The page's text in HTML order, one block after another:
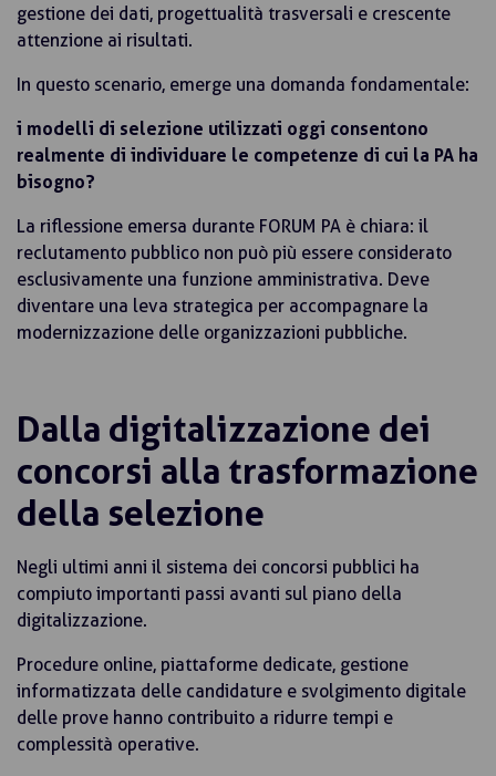
gestione dei dati, progettualità trasversali e crescente
attenzione ai risultati.
In questo scenario, emerge una domanda fondamentale:
i modelli di selezione utilizzati oggi consentono
realmente di individuare le competenze di cui la PA ha
bisogno?
La riflessione emersa durante FORUM PA è chiara: il
reclutamento pubblico non può più essere considerato
esclusivamente una funzione amministrativa. Deve
diventare una leva strategica per accompagnare la
modernizzazione delle organizzazioni pubbliche.
Dalla digitalizzazione dei
concorsi alla trasformazione
della selezione
Negli ultimi anni il sistema dei concorsi pubblici ha
compiuto importanti passi avanti sul piano della
digitalizzazione.
Procedure online, piattaforme dedicate, gestione
informatizzata delle candidature e svolgimento digitale
delle prove hanno contribuito a ridurre tempi e
complessità operative.